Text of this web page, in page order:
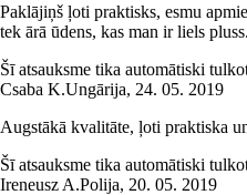
Paklājiņš ļoti praktisks, esmu
tek ārā ūdens, kas man ir liels pluss.
Šī atsauksme tika automātiski
Csaba K.Ungārija, 24. 05. 2019
Augstākā kvalitāte, ļoti praktiska
Šī atsauksme tika automātiski
Ireneusz A.Polija, 20. 05. 2019